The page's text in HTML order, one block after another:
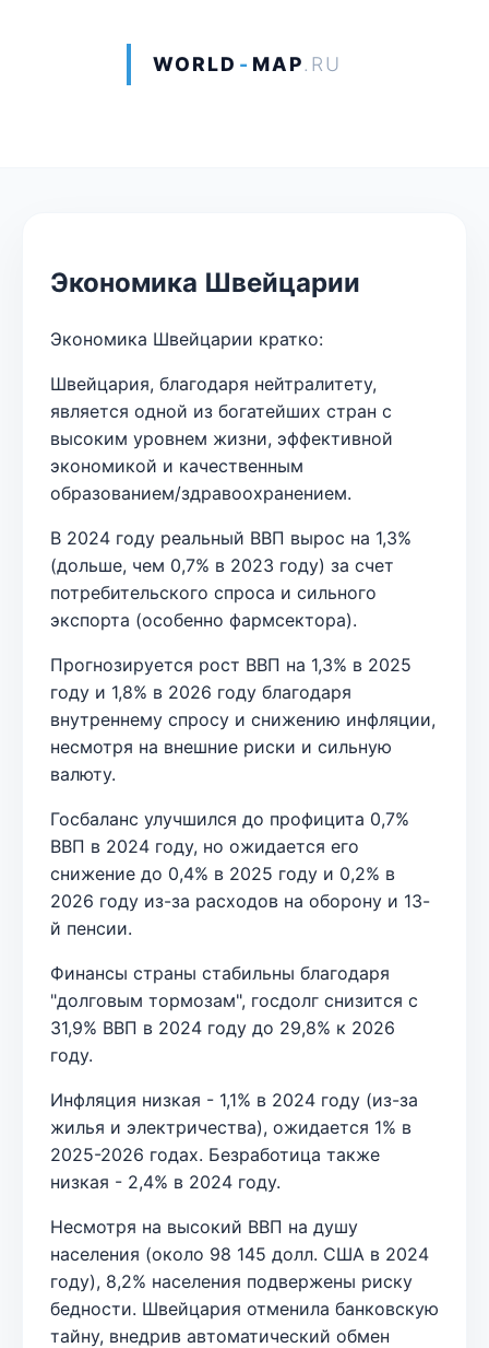
WORLD - MAP.RU
Экономика Швейцарии
Экономика Швейцарии кратко:
Швейцария, благодаря нейтралитету,
является одной из богатейших стран с
высоким уровнем жизни, эффективной
экономикой и качественным
образованием/здравоохранением.
В 2024 году реальный ВВП вырос на 1,3%
(дольше, чем 0,7% в 2023 году) за счет
потребительского спроса и сильного
экспорта (особенно фармсектора).
Прогнозируется рост ВВП на 1,3% в 2025
году и 1,8% в 2026 году благодаря
внутреннему спросу и снижению инфляции,
несмотря на внешние риски и сильную
валюту.
Госбаланс улучшился до профицита 0,7%
ВВП в 2024 году, но ожидается его
снижение до 0,4% в 2025 году и 0,2% в
2026 году из-за расходов на оборону и 13-
й пенсии.
Финансы страны стабильны благодаря
"долговым тормозам", госдолг снизится с
31,9% ВВП в 2024 году до 29,8% к 2026
году.
Инфляция низкая - 1,1% в 2024 году (из-за
жилья и электричества), ожидается 1% в
2025-2026 годах. Безработица также
низкая - 2,4% в 2024 году.
Несмотря на высокий ВВП на душу
населения (около 98 145 долл. США в 2024
году), 8,2% населения подвержены риску
бедности. Швейцария отменила банковскую
тайну, внедрив автоматический обмен